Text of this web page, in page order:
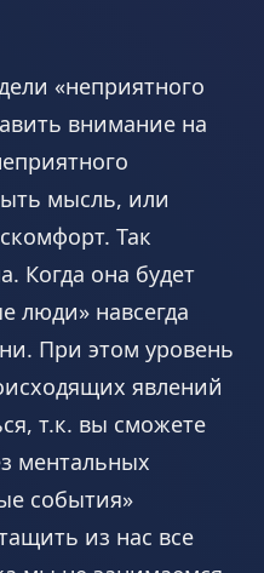
«неприятного
внимание на
мысль, или
Так
Когда она будет
люди» навсегда
При этом уровень
явлений
т.к. вы сможете
ментальных
события»
из нас все